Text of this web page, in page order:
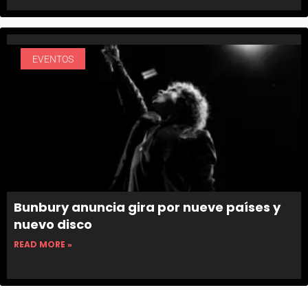
EVENTOS
Bunbury anuncia gira por nueve países y
nuevo disco
READ MORE »